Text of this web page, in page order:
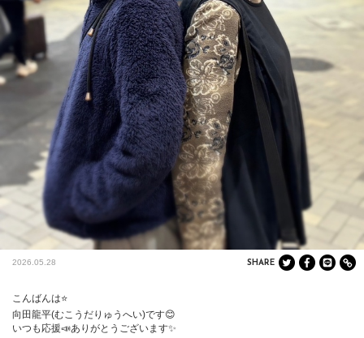
2026.05.28 SHARE
こんばんは⭐️
向田龍平(むこうだりゅうへい)です😊
いつも応援📣ありがとうございます✨